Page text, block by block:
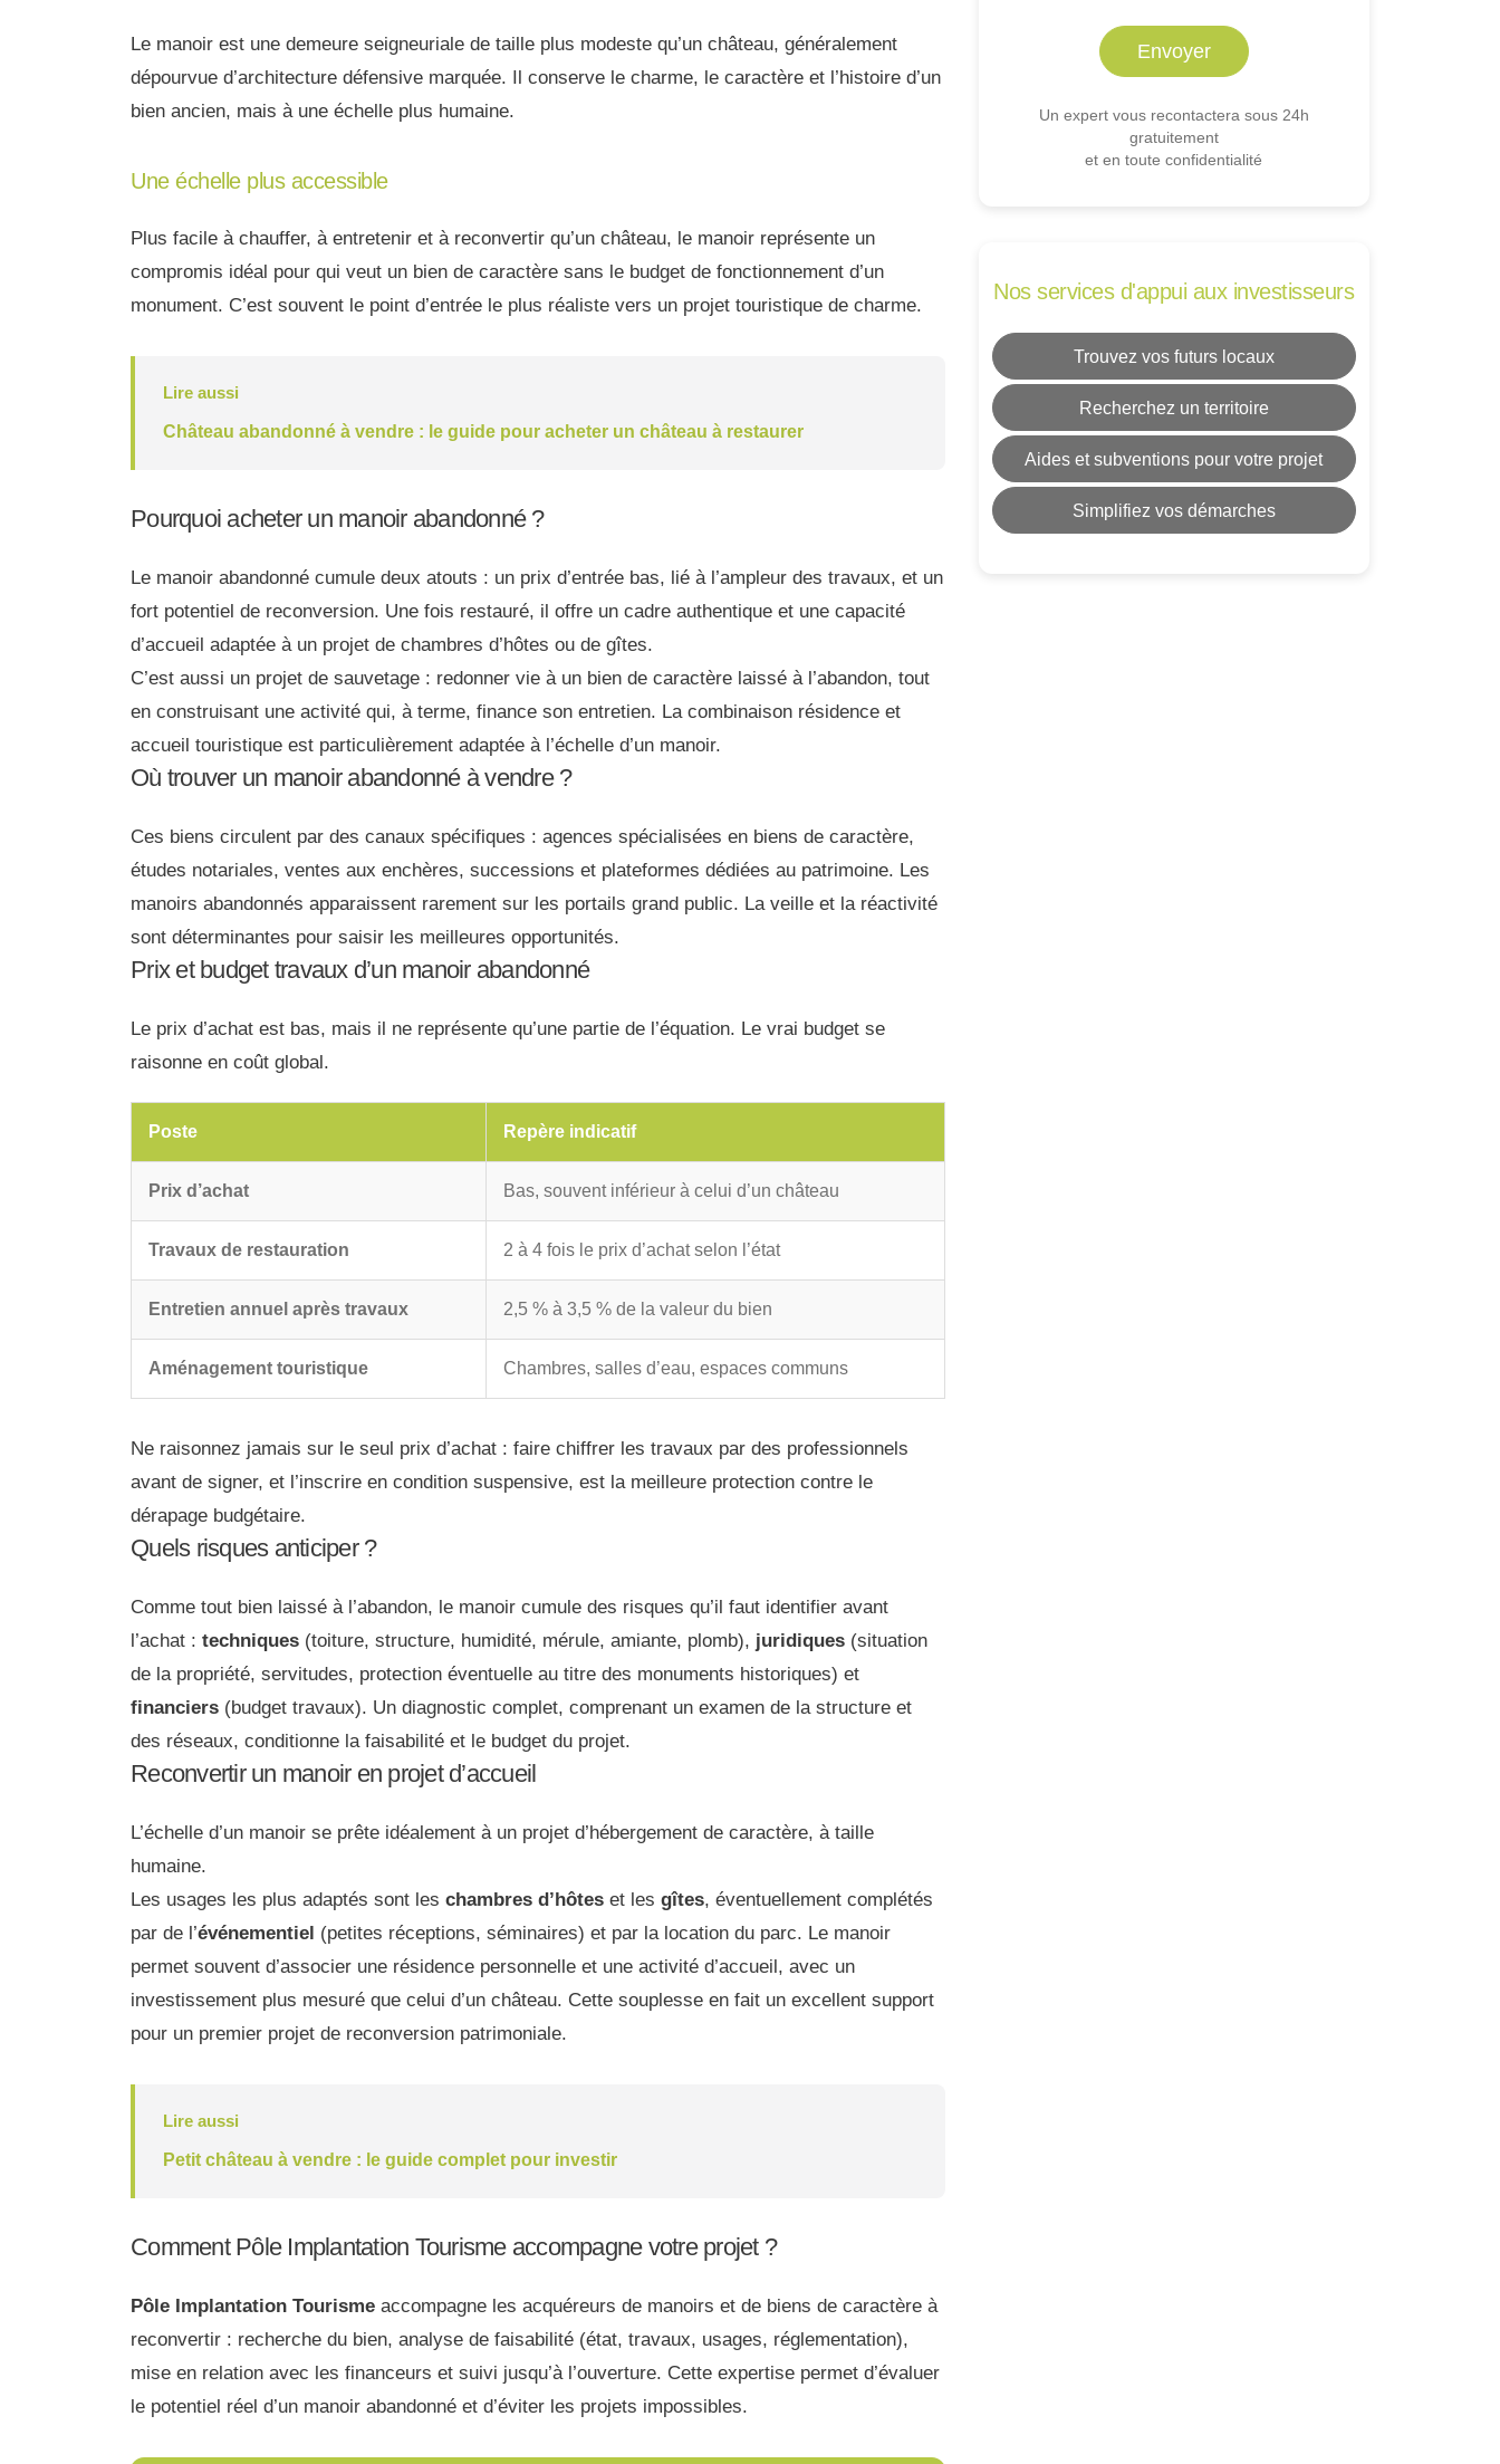
Le manoir est une demeure seigneuriale de taille plus modeste qu’un château, généralement
dépourvue d’architecture défensive marquée. Il conserve le charme, le caractère et l’histoire d’un
bien ancien, mais à une échelle plus humaine.
Une échelle plus accessible
Plus facile à chauffer, à entretenir et à reconvertir qu’un château, le manoir représente un
compromis idéal pour qui veut un bien de caractère sans le budget de fonctionnement d’un
monument. C’est souvent le point d’entrée le plus réaliste vers un projet touristique de charme.
Lire aussi
Château abandonné à vendre : le guide pour acheter un château à restaurer
Pourquoi acheter un manoir abandonné ?
Le manoir abandonné cumule deux atouts : un prix d’entrée bas, lié à l’ampleur des travaux, et un
fort potentiel de reconversion. Une fois restauré, il offre un cadre authentique et une capacité
d’accueil adaptée à un projet de chambres d’hôtes ou de gîtes.
C’est aussi un projet de sauvetage : redonner vie à un bien de caractère laissé à l’abandon, tout
en construisant une activité qui, à terme, finance son entretien. La combinaison résidence et
accueil touristique est particulièrement adaptée à l’échelle d’un manoir.
Où trouver un manoir abandonné à vendre ?
Ces biens circulent par des canaux spécifiques : agences spécialisées en biens de caractère,
études notariales, ventes aux enchères, successions et plateformes dédiées au patrimoine. Les
manoirs abandonnés apparaissent rarement sur les portails grand public. La veille et la réactivité
sont déterminantes pour saisir les meilleures opportunités.
Prix et budget travaux d’un manoir abandonné
Le prix d’achat est bas, mais il ne représente qu’une partie de l’équation. Le vrai budget se
raisonne en coût global.
Poste Repère indicatif
Prix d’achat Bas, souvent inférieur à celui d’un château
Travaux de restauration 2 à 4 fois le prix d’achat selon l’état
Entretien annuel après travaux 2,5 % à 3,5 % de la valeur du bien
Aménagement touristique Chambres, salles d’eau, espaces communs
Ne raisonnez jamais sur le seul prix d’achat : faire chiffrer les travaux par des professionnels
avant de signer, et l’inscrire en condition suspensive, est la meilleure protection contre le
dérapage budgétaire.
Quels risques anticiper ?
Comme tout bien laissé à l’abandon, le manoir cumule des risques qu’il faut identifier avant
l’achat : techniques (toiture, structure, humidité, mérule, amiante, plomb), juridiques (situation
de la propriété, servitudes, protection éventuelle au titre des monuments historiques) et
financiers (budget travaux). Un diagnostic complet, comprenant un examen de la structure et
des réseaux, conditionne la faisabilité et le budget du projet.
Reconvertir un manoir en projet d’accueil
L’échelle d’un manoir se prête idéalement à un projet d’hébergement de caractère, à taille
humaine.
Les usages les plus adaptés sont les chambres d’hôtes et les gîtes, éventuellement complétés
par de l’événementiel (petites réceptions, séminaires) et par la location du parc. Le manoir
permet souvent d’associer une résidence personnelle et une activité d’accueil, avec un
investissement plus mesuré que celui d’un château. Cette souplesse en fait un excellent support
pour un premier projet de reconversion patrimoniale.
Lire aussi
Petit château à vendre : le guide complet pour investir
Comment Pôle Implantation Tourisme accompagne votre projet ?
Pôle Implantation Tourisme accompagne les acquéreurs de manoirs et de biens de caractère à
reconvertir : recherche du bien, analyse de faisabilité (état, travaux, usages, réglementation),
mise en relation avec les financeurs et suivi jusqu’à l’ouverture. Cette expertise permet d’évaluer
le potentiel réel d’un manoir abandonné et d’éviter les projets impossibles.
Un expert vous recontactera sous 24h
gratuitement
et en toute confidentialité
Nos services d'appui aux investisseurs
Trouvez vos futurs locaux
Recherchez un territoire
Aides et subventions pour votre projet
Simplifiez vos démarches